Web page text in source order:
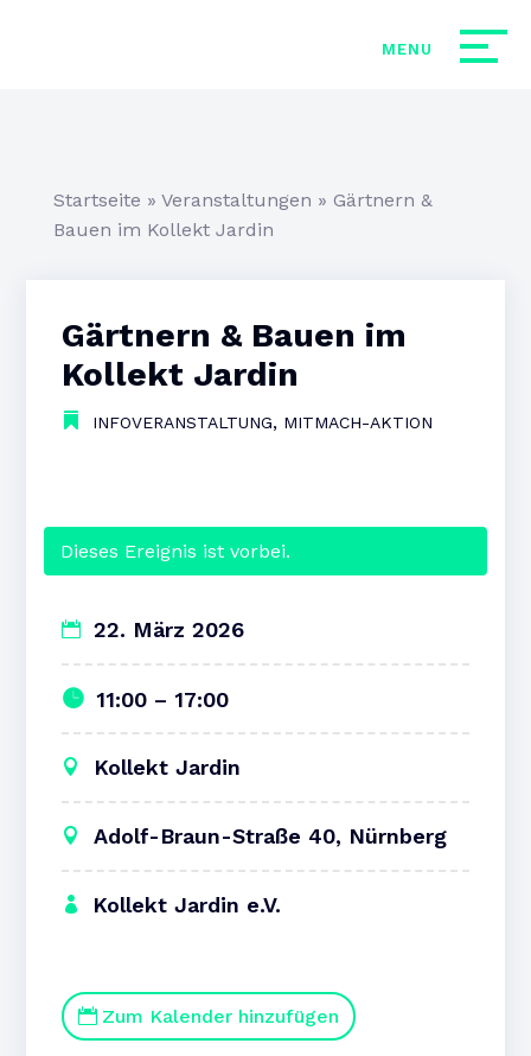
Startseite » Veranstaltungen » Gärtnern &
Bauen im Kollekt Jardin
Gärtnern & Bauen im
Kollekt Jardin
INFOVERANSTALTUNG, MITMACH-AKTION
Dieses Ereignis ist vorbei.
22. März 2026
11:00 – 17:00
Kollekt Jardin
Adolf-Braun-Straße 40, Nürnberg
Kollekt Jardin e.V.
Zum Kalender hinzufügen